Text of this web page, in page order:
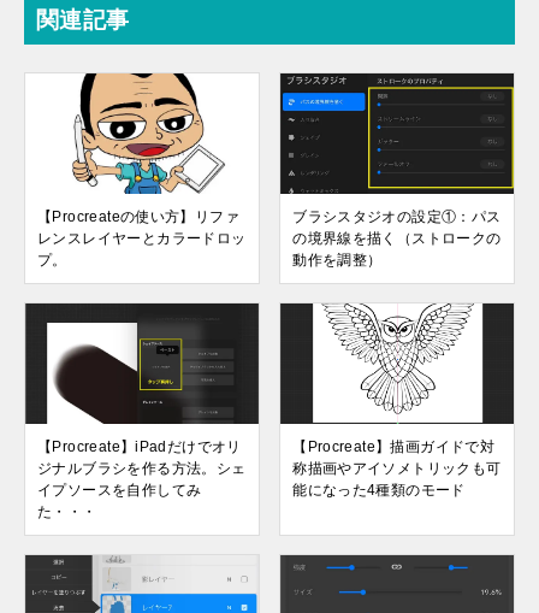
関連記事
【Procreateの使い方】リファ
レンスレイヤーとカラードロッ
プ。
ブラシスタジオの設定①：パス
の境界線を描く（ストロークの
動作を調整）
【Procreate】iPadだけでオリ
ジナルブラシを作る方法。シェ
イプソースを自作してみ
た・・・
【Procreate】描画ガイドで対
称描画やアイソメトリックも可
能になった4種類のモード